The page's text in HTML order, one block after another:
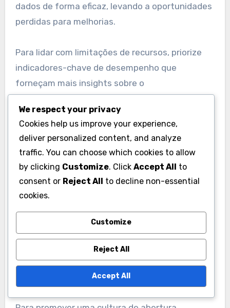
dados de forma eficaz, levando a oportunidades
perdidas para melhorias.
Para lidar com limitações de recursos, priorize
indicadores-chave de desempenho que
forneçam mais insights sobre o
desenvolvimento dos jogadores. Concentre-se
em algumas métricas críticas em vez de tentar
analisar todos os possíveis pontos de dados, o
que pode ser esmagador.
Resistência ao feedback dos
jogadores
Os jogadores podem resistir ao feedback devido
ao medo de críticas ou à falta de compreensão
de sua importância. Essa resistência pode
impedir que as equipes façam os ajustes
necessários para melhorar o desempenho.
We respect your privacy
Cookies help us improve your experience,
deliver personalized content, and analyze
traffic. You can choose which cookies to allow
by clicking Customize. Click Accept All to
consent or Reject All to decline non-essential
cookies.
Customize
Reject All
Accept All